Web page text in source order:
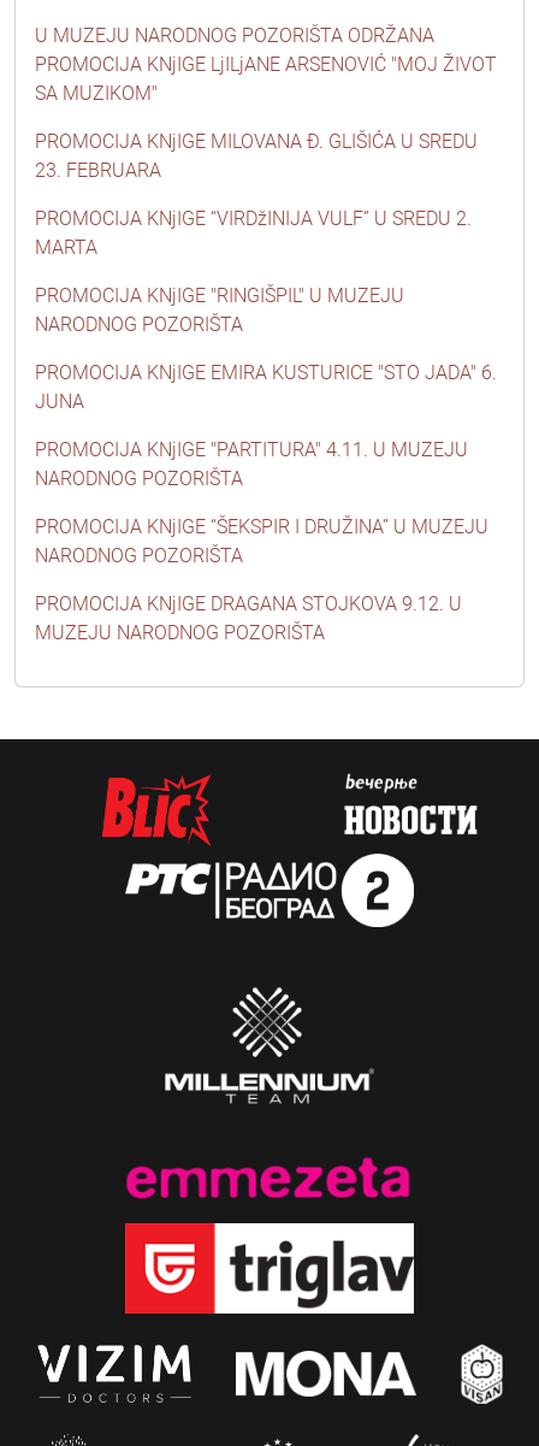
U MUZEJU NARODNOG POZORIŠTA ODRŽANA
PROMOCIJA KNjIGE LjILjANE ARSENOVIĆ "MOJ ŽIVOT
SA MUZIKOM"
PROMOCIJA KNjIGE MILOVANA Đ. GLIŠIĆA U SREDU
23. FEBRUARA
PROMOCIJA KNjIGE “VIRDžINIJA VULF” U SREDU 2.
MARTA
PROMOCIJA KNjIGE "RINGIŠPIL" U MUZEJU
NARODNOG POZORIŠTA
PROMOCIJA KNjIGE EMIRA KUSTURICE "STO JADA" 6.
JUNA
PROMOCIJA KNjIGE "PARTITURA" 4.11. U MUZEJU
NARODNOG POZORIŠTA
PROMOCIJA KNjIGE “ŠEKSPIR I DRUŽINA” U MUZEJU
NARODNOG POZORIŠTA
PROMOCIJA KNjIGE DRAGANA STOJKOVA 9.12. U
MUZEJU NARODNOG POZORIŠTA